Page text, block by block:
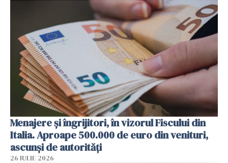
Menajere și îngrijitori, în vizorul Fiscului din
Italia. Aproape 500.000 de euro din venituri,
ascunși de autorități
26 IULIE 2026